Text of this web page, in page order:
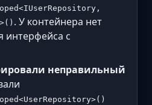
. У контейнера нет
интерфейса с
неправильный